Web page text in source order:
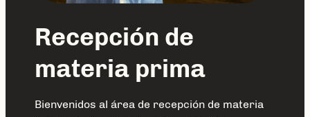
Recepción de
materia prima
Bienvenidos al área de recepción de materia